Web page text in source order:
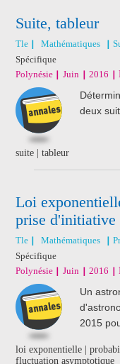
Suite, tableur
Tle Mathématiques
Spécifique
Polynésie
Juin 2016
deux
suite | tableur
Loi
prise d'initiative
Tle Mathématiques
Spécifique
Polynésie
Juin 2016
Un
2015
loi exponentielle |
fluctuation asymptotique